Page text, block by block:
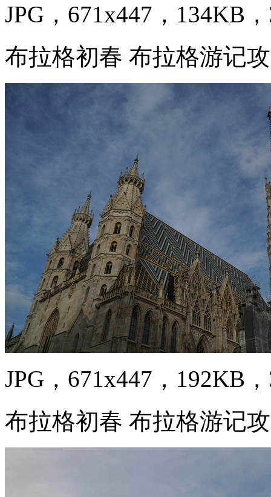
JPG，671x447，134KB
布拉格初春 布拉格游记
JPG，671x447，192KB
布拉格初春 布拉格游记